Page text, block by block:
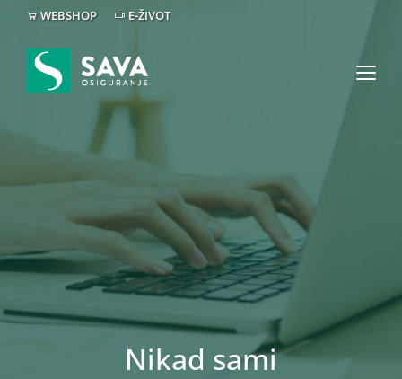
WEBSHOP E-ŽIVOT
Nikad sami